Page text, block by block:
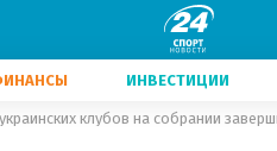
ИНВЕСТИЦИИ
клубов на собрании